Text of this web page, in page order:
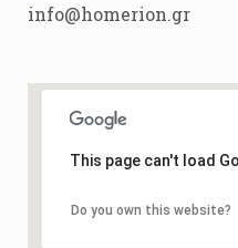
info@homerion.gr
This page can't load
Do you own this website?